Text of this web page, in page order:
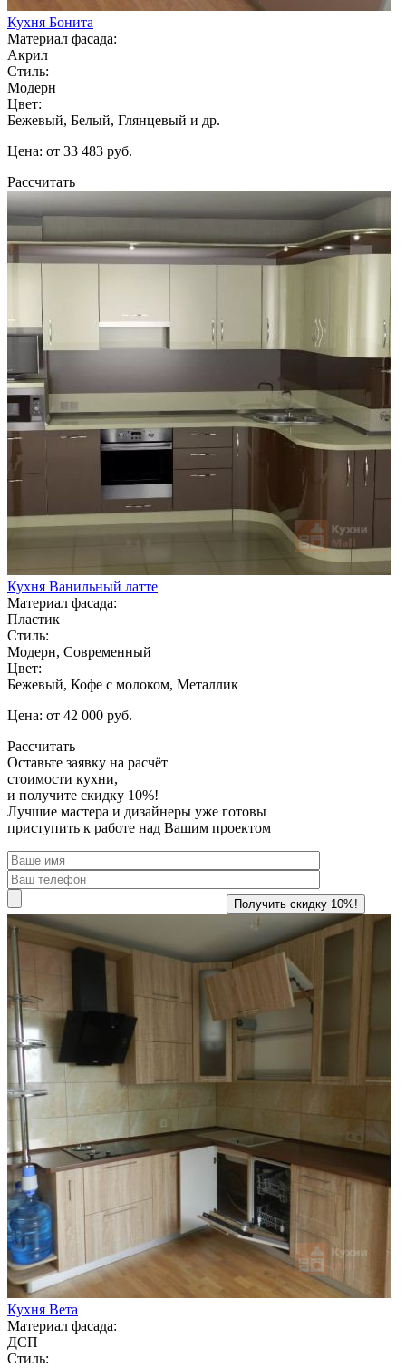
Кухня Бонита
Материал фасада:
Акрил
Стиль:
Модерн
Цвет:
Бежевый, Белый, Глянцевый и др.
Цена: от 33 483 руб.
Рассчитать
Кухня Ванильный латте
Материал фасада:
Пластик
Стиль:
Модерн, Современный
Цвет:
Бежевый, Кофе с молоком, Металлик
Цена: от 42 000 руб.
Рассчитать
Оставьте заявку на расчёт
стоимости кухни,
и получите скидку 10%!
Лучшие мастера и дизайнеры уже готовы
приступить к работе над Вашим проектом
Кухня Вета
Материал фасада:
ДСП
Стиль: